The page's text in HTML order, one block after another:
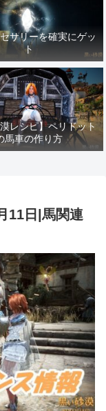
サリーを確実にゲッ
ト
レシピ】ペリドット
馬車の作り方
11日|馬関連